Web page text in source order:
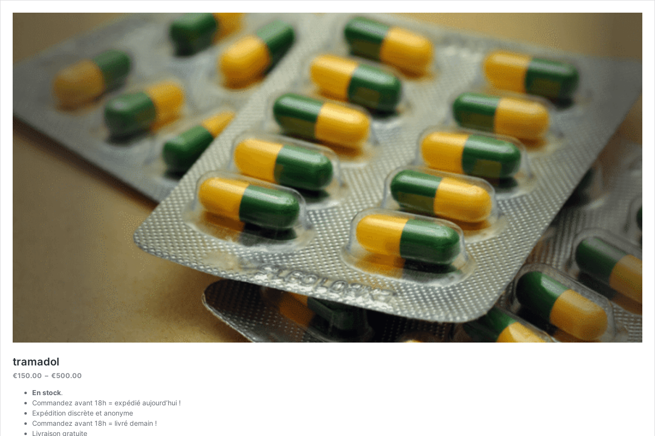
tramadol
€150.00 – €500.00
€150.00
à
€500.00
En stock.
Commandez avant 18h = expédié aujourd’hui !
Expédition discrète et anonyme
Commandez avant 18h = livré demain !
Livraison gratuite